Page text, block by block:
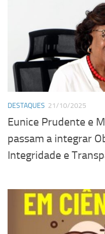
DESTAQUES 21/10/2025
Eunice Prudente e
passam a integrar
Integridade e